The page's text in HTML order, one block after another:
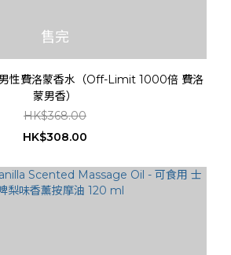
售完
性費洛蒙香水（Off-Limit 1000倍 費洛
蒙男香）
HK$368.00
HK$308.00